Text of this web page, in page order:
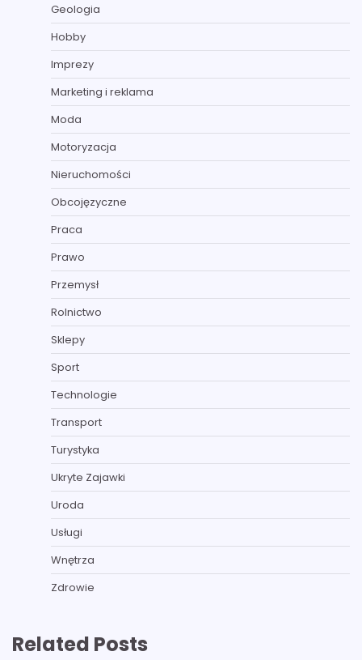
Geologia
Hobby
Imprezy
Marketing i reklama
Moda
Motoryzacja
Nieruchomości
Obcojęzyczne
Praca
Prawo
Przemysł
Rolnictwo
Sklepy
Sport
Technologie
Transport
Turystyka
Ukryte Zajawki
Uroda
Usługi
Wnętrza
Zdrowie
Related Posts